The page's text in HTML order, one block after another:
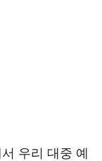
우리 대중 예